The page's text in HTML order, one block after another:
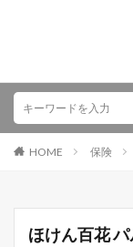
HOME 保険
ほけん百花